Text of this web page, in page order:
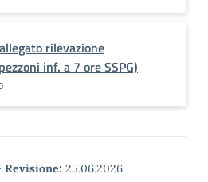
rilevazione
inf. a 7 ore SSPG)
Revisione: 25.06.2026